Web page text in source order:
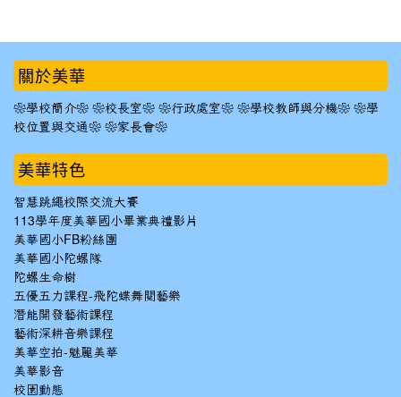
::: 關於美華
❀學校簡介❀ ❀校長室❀ ❀行政處室❀ ❀學校教師與分機❀ ❀學
校位置與交通❀ ❀家長會❀
美華特色
智慧跳繩校際交流大賽
113學年度美華國小畢業典禮影片
美華國小FB粉絲團
美華國小陀螺隊
陀螺生命樹
五優五力課程-飛陀蝶舞閱藝樂
潛能開發藝術課程
藝術深耕音樂課程
美華空拍-魅麗美華
美華影音
校園動態